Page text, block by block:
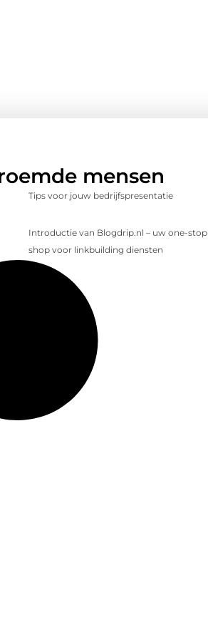
mensen
Tips voor jouw bedrijfspresentatie
Introductie van Blogdrip.nl – uw one-stop
shop voor linkbuilding diensten